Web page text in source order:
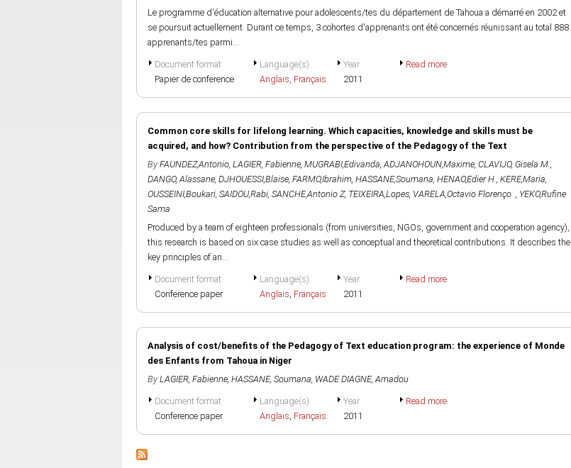
Le programme d'éducation alternative pour adolescents/tes du département de Tahoua a démarré en 2002 et
se poursuit actuellement. Durant ce temps, 3 cohortes d'apprenants ont été concernés réunissant au total 888
apprenants/tes parmi...
Document format
Papier de conference
Language(s)
Anglais, Français
Year
2011
Read more
Common core skills for lifelong learning. Which capacities, knowledge and skills must be
acquired, and how? Contribution from the perspective of the Pedagogy of the Text
By FAUNDEZ,Antonio, LAGIER, Fabienne, MUGRABI,Edivanda,ADJANOHOUN,Maxime, CLAVIJO, Gisela M.,
DANGO, Alassane, DJHOUESSI,Blaise, FARMO,Ibrahim, HASSANE,Soumana, HENAO,Edier H., KERE,Maria,
OUSSEINI,Boukari, SAIDOU,Rabi, SANCHE,Antonio Z, TEIXEIRA,Lopes, VARELA,Octavio Florenço , YEKO,Rufine
Sama
Produced by a team of eighteen professionals (from universities, NGOs, government and cooperation agency),
this research is based on six case studies as well as conceptual and theoretical contributions. It describes the
key principles of an...
Document format
Conference paper
Language(s)
Anglais, Français
Year
2011
Read more
Analysis of cost/benefits of the Pedagogy of Text education program: the experience of Monde
des Enfants from Tahoua in Niger
By LAGIER, Fabienne, HASSANE, Soumana, WADE DIAGNE, Amadou
Document format
Conference paper
Language(s)
Anglais, Français
Year
2011
Read more